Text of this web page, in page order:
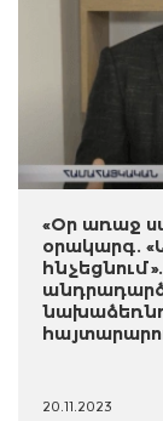
«Օր առաջ
օրակարգ.
20.11.2023